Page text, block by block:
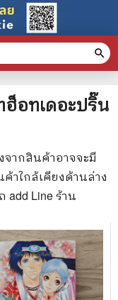
ฮ็อทเดอะปริ๊น
จากสินค้าอาจจะมี
าใกล้เคียงด้านล่าง
Line ร้าน
search
า clear